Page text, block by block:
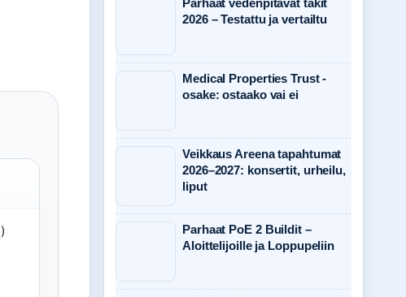
)
Parhaat vedenpitävät takit
2026 – Testattu ja vertailtu
Medical Properties Trust -
osake: ostaako vai ei
Veikkaus Areena tapahtumat
2026–2027: konsertit, urheilu,
liput
Parhaat PoE 2 Buildit –
Aloittelijoille ja Loppupeliin